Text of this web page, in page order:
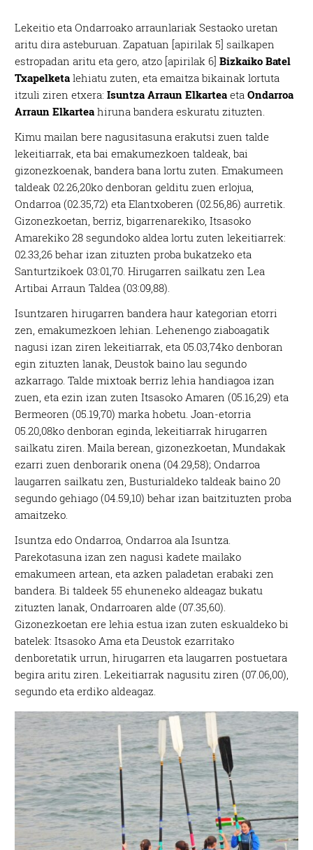
Lekeitio eta Ondarroako arraunlariak Sestaoko uretan
aritu dira asteburuan. Zapatuan [apirilak 5] sailkapen
estropadan aritu eta gero, atzo [apirilak 6]Bizkaiko Batel
Txapelketa lehiatu zuten, eta emaitza bikainak lortuta
itzuli ziren etxera: Isuntza Arraun Elkartea etaOndarroa
Arraun Elkartea hiruna bandera eskuratu zituzten.
Kimu mailan bere nagusitasuna erakutsi zuen talde
lekeitiarrak, eta bai emakumezkoen taldeak, bai
gizonezkoenak, bandera bana lortu zuten. Emakumeen
taldeak 02.26,20ko denboran gelditu zuen erlojua,
Ondarroa (02.35,72) eta Elantxoberen (02.56,86) aurretik.
Gizonezkoetan, berriz, bigarrenarekiko, Itsasoko
Amarekiko 28 segundoko aldea lortu zuten lekeitiarrek:
02.33,26 behar izan zituzten proba bukatzeko eta
Santurtzikoek 03:01,70. Hirugarren sailkatu zen Lea
Artibai Arraun Taldea (03:09,88).
Isuntzaren hirugarren bandera haur kategorian etorri
zen, emakumezkoen lehian. Lehenengo ziaboagatik
nagusi izan ziren lekeitiarrak, eta 05.03,74ko denboran
egin zituzten lanak, Deustok baino lau segundo
azkarrago. Talde mixtoak berriz lehia handiagoa izan
zuen, eta ezin izan zuten Itsasoko Amaren (05.16,29) eta
Bermeoren (05.19,70) marka hobetu. Joan-etorria
05.20,08ko denboran eginda, lekeitiarrak hirugarren
sailkatu ziren. Maila berean, gizonezkoetan, Mundakak
ezarri zuen denborarik onena (04.29,58); Ondarroa
laugarren sailkatu zen, Busturialdeko taldeak baino 20
segundo gehiago (04.59,10) behar izan baitzituzten proba
amaitzeko.
Isuntza edo Ondarroa, Ondarroa ala Isuntza.
Parekotasuna izan zen nagusi kadete mailako
emakumeen artean, eta azken paladetan erabaki zen
bandera. Bi taldeek 55 ehuneneko aldeagaz bukatu
zituzten lanak, Ondarroaren alde (07.35,60).
Gizonezkoetan ere lehia estua izan zuten eskualdeko bi
batelek: Itsasoko Ama eta Deustok ezarritako
denboretatik urrun, hirugarren eta laugarren postuetara
begira aritu ziren. Lekeitiarrak nagusitu ziren (07.06,00),
segundo eta erdiko aldeagaz.